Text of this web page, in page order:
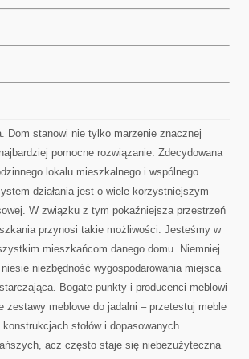
Dom stanowi nie tylko marzenie znacznej
pomocne rozwiązanie. Zdecydowana
lokalu mieszkalnego i wspólnego
działania jest o wiele korzystniejszym
W związku z tym pokaźniejsza przestrzeń
przynosi takie możliwości. Jesteśmy w
mieszkańcom danego domu. Niemniej
niezbędność wygospodarowania miejsca
Bogate punkty i producenci meblowi
meblowe do jadalni – przetestuj meble
stołów i dopasowanych
acz często staje się niebezużyteczna